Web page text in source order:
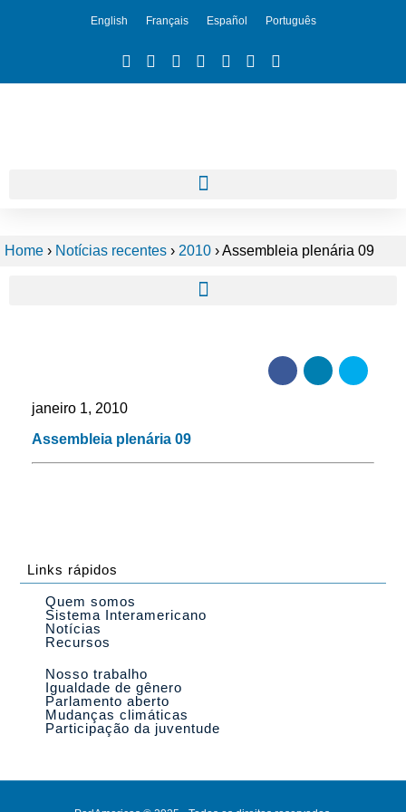
English Français Español Português
Home › Notícias recentes › 2010 ›Assembleia plenária 09
janeiro 1, 2010
Assembleia plenária 09
Links rápidos
Quem somos
Sistema Interamericano
Notícias
Recursos
Nosso trabalho
Igualdade de gênero
Parlamento aberto
Mudanças climáticas
Participação da juventude